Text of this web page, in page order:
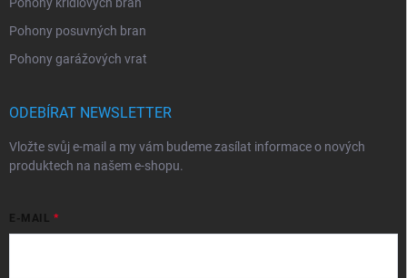
Pohony posuvných bran
Pohony garážových vrat
ODEBÍRAT NEWSLETTER
Vložte svůj e-mail a my vám budeme zasílat informace o nových
produktech na našem e-shopu.
E-MAIL